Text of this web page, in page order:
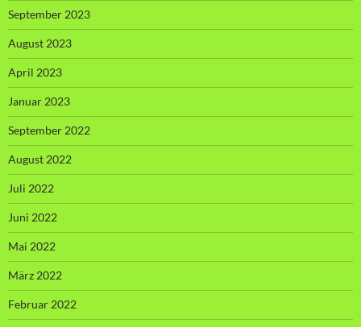
September 2023
August 2023
April 2023
Januar 2023
September 2022
August 2022
Juli 2022
Juni 2022
Mai 2022
März 2022
Februar 2022